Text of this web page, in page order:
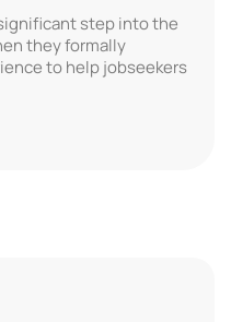
step into the
they formally
to help jobseekers